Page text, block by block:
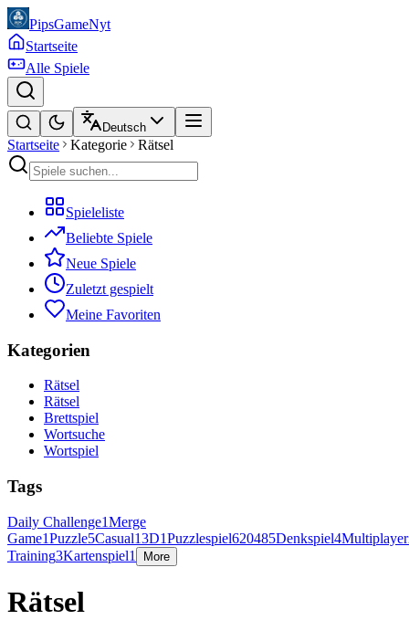
PipsGameNyt
Startseite
Alle Spiele
Deutsch
Startseite Kategorie Rätsel
Spieleliste
Beliebte Spiele
Neue Spiele
Zuletzt gespielt
Meine Favoriten
Kategorien
Rätsel
Rätsel
Brettspiel
Wortsuche
Wortspiel
Tags
Daily Challenge1Merge
Game1Puzzle5Casual13D1Puzzlespiel620485Denkspiel4Multiplayer
Training3Kartenspiel1 More
Rätsel